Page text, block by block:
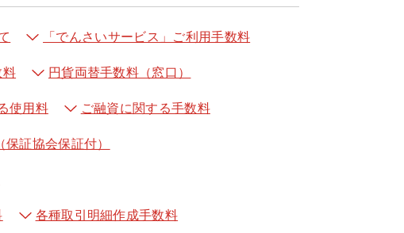
「でんさいサービス」ご利用手数料
料 円貨両替手数料（窓口）
使用料 ご融資に関する手数料
証協会保証付）
各種取引明細作成手数料